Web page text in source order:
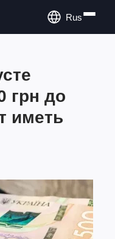
Rus
грн до
иметь